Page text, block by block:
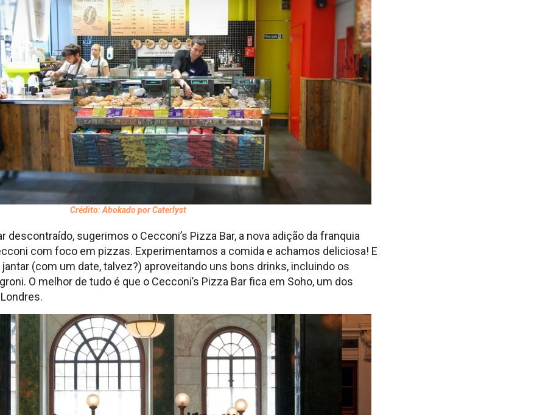
Crédito: Abokado por Caterlyst
descontraído, sugerimos o Cecconi’s Pizza Bar, a nova adição da franquia
com foco em pizzas. Experimentamos a comida e achamos deliciosa! E
(com um date, talvez?) aproveitando uns bons drinks, incluindo os
O melhor de tudo é que o Cecconi’s Pizza Bar fica em Soho, um dos